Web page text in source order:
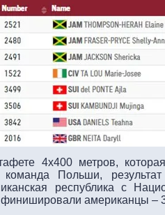
4х400 метров,
команда Польши,
республика с
финишировали американцы –